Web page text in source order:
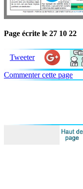
Page écrite le 27 10 22
Tweeter
Commenter cette page